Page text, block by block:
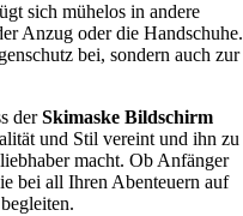
sich mühelos in andere
Anzug oder die Handschuhe.
bei, sondern auch zur
derSkimaske Bildschirm
und Stil vereint und ihn zu
macht. Ob Anfänger
bei all Ihren Abenteuern auf